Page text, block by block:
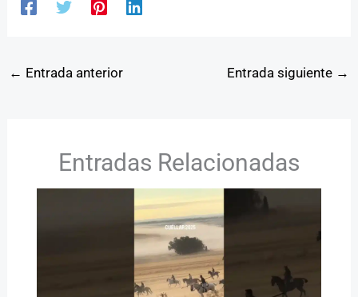
← Entrada anterior Entrada siguiente →
Entradas Relacionadas